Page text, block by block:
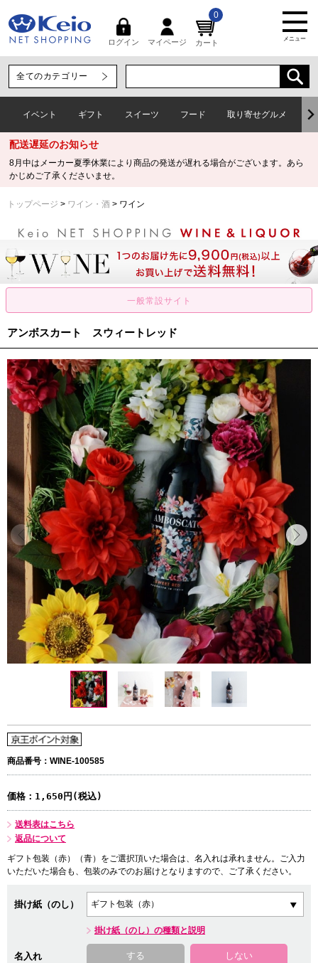
ログイン マイページ カート
0
メニュー
イベント ギフト スイーツ フード 取り寄せグルメ
配送遅延のお知らせ
8月中はメーカー夏季休業により商品の発送が遅れる場合がございます。あら
かじめご了承くださいませ。
トップページ ワイン・酒 ワイン
アンボスカート スウィートレッド
商品番号：WINE-100585
価格： 1,650円(税込)
送料表はこちら
返品について
ギフト包装（赤）（青）をご選択頂いた場合は、名入れは承れません。ご入力
いただいた場合も、包装のみでのお届けとなりますので、ご了承ください。
掛け紙（のし）
掛け紙（のし）の種類と説明
名入れ する しない